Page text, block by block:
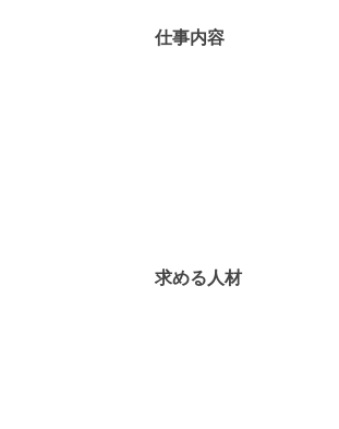
仕事内容
求める人材